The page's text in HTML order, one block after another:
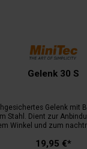
Gelenk 30 S
Gelenk mit
Stahl. Dient zur
Winkel und zum
stirnseitig an19,95 €*